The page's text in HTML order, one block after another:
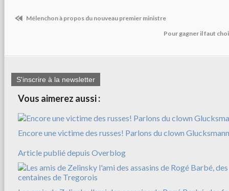
Mélenchon à propos du nouveau premier ministre
Pour gagner il faut
S'inscrire à la newsletter
Vous aimerez aussi :
Encore une victime des russes! Parlons du clown Glucksmann
Article publié depuis Overblog